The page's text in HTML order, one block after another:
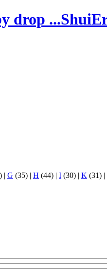
| G (35) | H (44) | I (30) | K (31) |